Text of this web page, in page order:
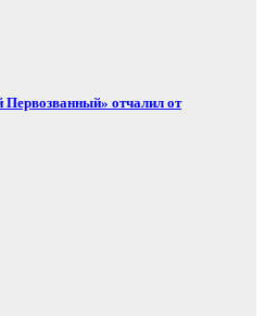
Первозванный» отчалил от